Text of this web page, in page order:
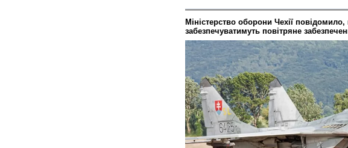
Міністерство оборони Чехії
забезпечуватимуть повітряне